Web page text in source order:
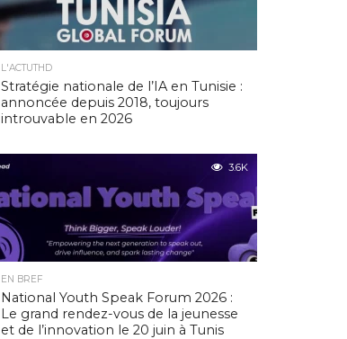
L'ACTUTHD
Stratégie nationale de l’IA en Tunisie :
annoncée depuis 2018, toujours
introuvable en 2026
3.6K
EN BREF
National Youth Speak Forum 2026 :
Le grand rendez-vous de la jeunesse
et de l’innovation le 20 juin à Tunis